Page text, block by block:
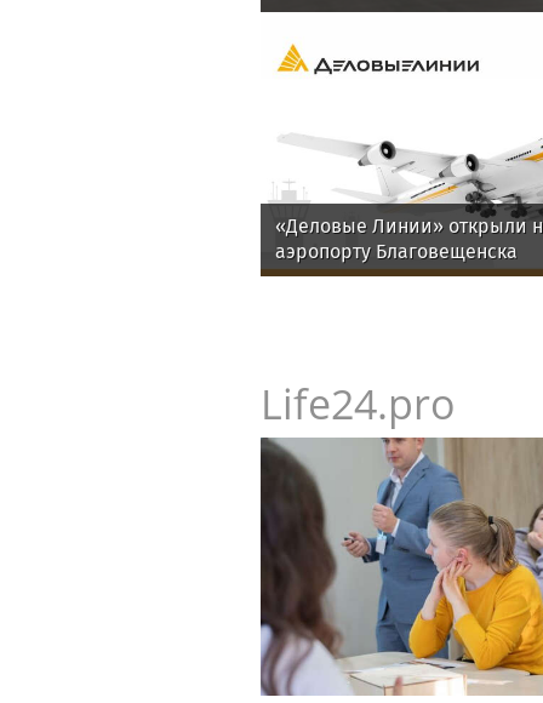
«Деловые Линии» открыли
аэропорту Благовещенска
Life24.pro